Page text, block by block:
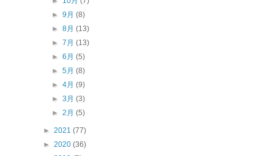
►9月(8)
►8月(13)
►7月(13)
►6月(5)
►5月(8)
►4月(9)
►3月(3)
►2月(5)
► 2021 (77)
► 2020 (36)